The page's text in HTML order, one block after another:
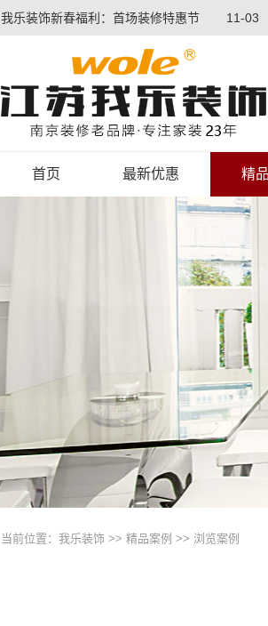
我乐装饰新春福利：首场装修特惠节 11-03
首页 最新优惠 精
当前位置： 我乐装饰>> 精品案例 >> 浏览案例